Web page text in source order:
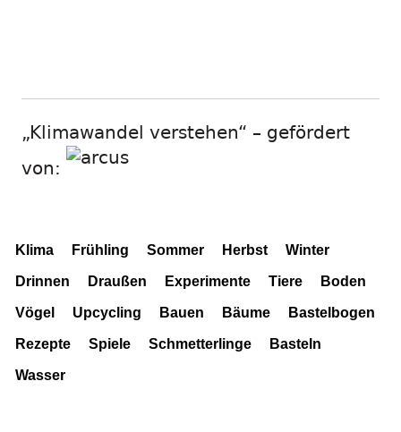
„Klimawandel verstehen“ – gefördert
von:
Klima Frühling Sommer Herbst Winter
Drinnen Draußen Experimente Tiere Boden
Vögel Upcycling Bauen Bäume Bastelbogen
Rezepte Spiele Schmetterlinge Basteln
Wasser